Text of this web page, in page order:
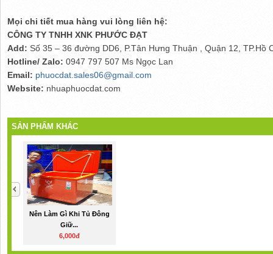
Mọi chi tiết mua hàng vui lòng liên hệ:
CÔNG TY TNHH XNK PHƯỚC ĐẠT
Add: Số 35 – 36 đường DD6, P.Tân Hưng Thuận , Quận 12, TP.Hồ
Hotline/ Zalo: 0947 797 507 Ms Ngọc Lan
Email: phuocdat.sales06@gmail.com
Website: nhuaphuocdat.com
SẢN PHẨM KHÁC
Nên Làm Gì Khi Tủ Đông
Giữ...
6,000đ